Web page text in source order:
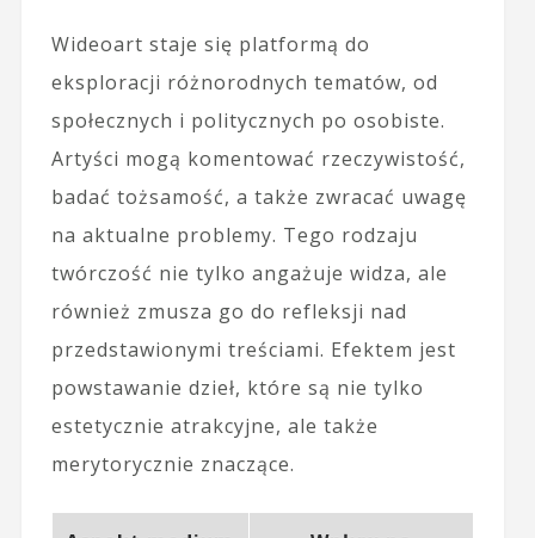
Wideoart staje się platformą do
eksploracji różnorodnych tematów, od
społecznych i politycznych po osobiste.
Artyści mogą komentować rzeczywistość,
badać tożsamość, a także zwracać uwagę
na aktualne problemy. Tego rodzaju
twórczość nie tylko angażuje widza, ale
również zmusza go do refleksji nad
przedstawionymi treściami. Efektem jest
powstawanie dzieł, które są nie tylko
estetycznie atrakcyjne, ale także
merytorycznie znaczące.